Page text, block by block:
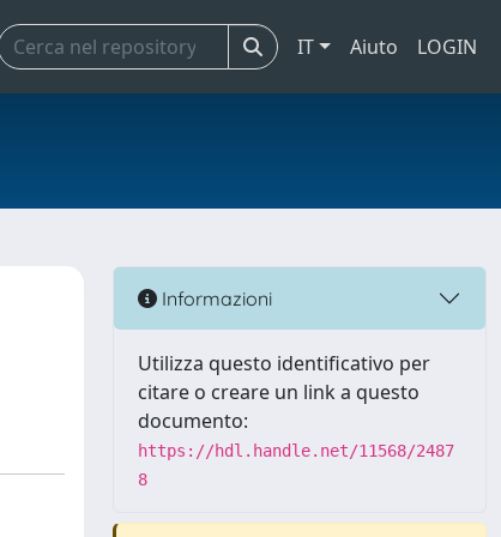
IT Aiuto LOGIN
Informazioni
Utilizza questo identificativo per
citare o creare un link a questo
documento:
https://hdl.handle.net/11568/2487
8